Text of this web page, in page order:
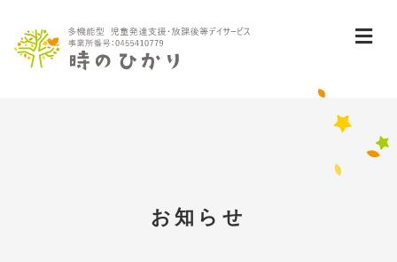
メ
お知らせ